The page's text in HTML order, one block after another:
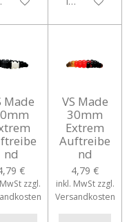
Made
nd
€
zzgl.
VS Made
30mm
Extrem
Auftreibe
nd
4,79 €
inkl. MwSt zzgl.
Versandkosten